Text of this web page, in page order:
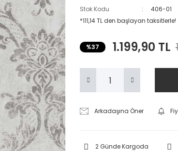
Stok Kodu
406-01
*111,14 TL den başlayan taksitlerle!
%37 1.199,90 TL
Arkadaşına Öner
2 Günde Kargoda